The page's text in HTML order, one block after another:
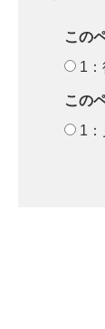
この
1
この
1